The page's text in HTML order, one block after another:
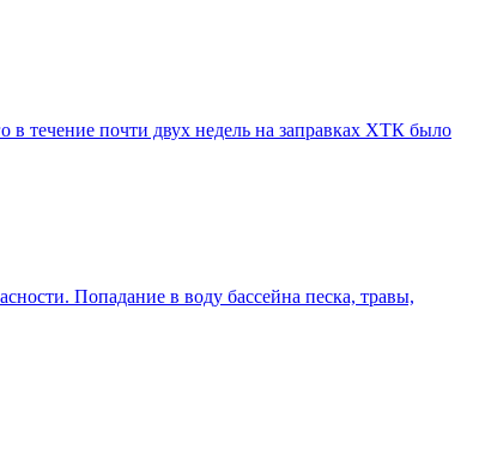
в течение почти двух недель на заправках ХТК было
Попадание в воду бассейна песка, травы,